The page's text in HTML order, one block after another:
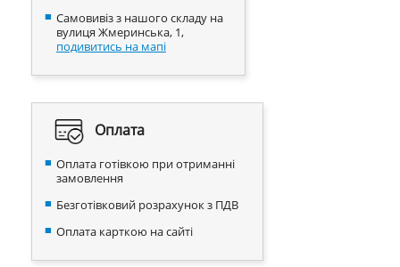
Самовивіз з нашого складу на
вулиця Жмеринська, 1,
подивитись на мапі
Оплата
Оплата готівкою при отриманні
замовлення
Безготівковий розрахунок з ПДВ
Оплата карткою на сайті